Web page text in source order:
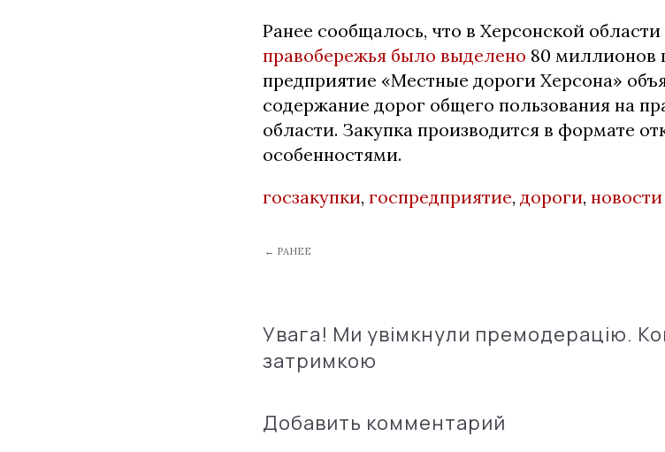
Ранее сообщалось, что в Херсонской области
правобережья было выделено 80 миллионов
предприятие «Местные дороги Херсона»
содержание дорог общего пользования на
области. Закупка производится в формате
особенностями.
госзакупки, госпредприятие, дороги,
← РАНЕЕ
Увага! Ми увімкнули премодерацію.
затримкою
Добавить комментарий